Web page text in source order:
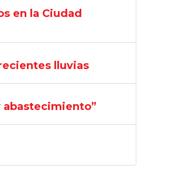
en la Ciudad
lluvias
abastecimiento”